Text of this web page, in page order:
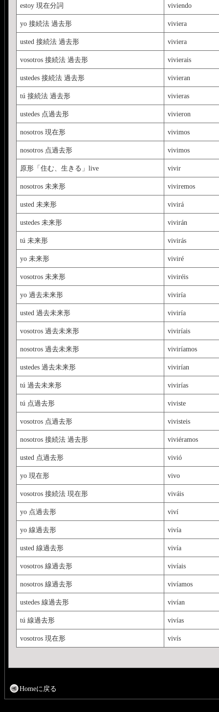
estoy 現在分詞 viviendo
yo 接続法 過去形 viviera
usted 接続法 過去形 viviera
vosotros 接続法 過去形 vivierais
ustedes 接続法 過去形 vivieran
tú 接続法 過去形 vivieras
ustedes 点過去形 vivieron
nosotros 現在形 vivimos
nosotros 点過去形 vivimos
原形「住む、生きる」live vivir
nosotros 未来形 viviremos
usted 未来形 vivirá
ustedes 未来形 vivirán
tú 未来形 vivirás
yo 未来形 viviré
vosotros 未来形 viviréis
yo 過去未来形 viviría
usted 過去未来形 viviría
vosotros 過去未来形 viviríais
nosotros 過去未来形 viviríamos
ustedes 過去未来形 vivirían
tú 過去未来形 vivirías
tú 点過去形 viviste
vosotros 点過去形 vivisteis
nosotros 接続法 過去形 viviéramos
usted 点過去形 vivió
yo 現在形 vivo
vosotros 接続法 現在形 viváis
yo 点過去形 viví
yo 線過去形 vivía
usted 線過去形 vivía
vosotros 線過去形 vivíais
nosotros 線過去形 vivíamos
ustedes 線過去形 vivían
tú 線過去形 vivías
vosotros 現在形 vivís
Homeに戻る